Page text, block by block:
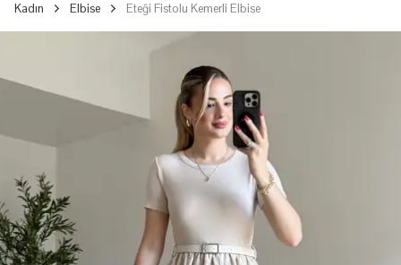
Kadın Elbise Eteği Fistolu Kemerli Elbise